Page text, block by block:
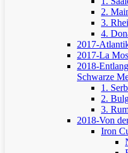
2.
3.
4.
2017-
2017-La
2018-
Schwarze
1.
2.
3.
2018-Von
Iron